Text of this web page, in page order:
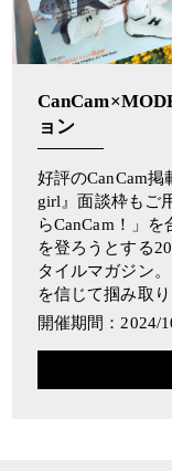
ョン
好評のCanCam
girl』面談枠もご
らCanCam！」
を登ろうとする
タイルマガジン
を信じて掴み取
開催期間：2024/